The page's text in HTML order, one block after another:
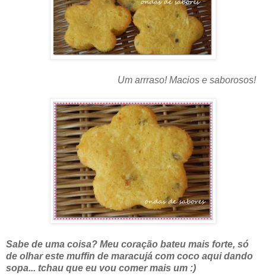
Um arrraso! Macios e saborosos!
Sabe de uma coisa? Meu coração bateu mais forte, só
de olhar este muffin de maracujá com coco aqui dando
sopa... tchau que eu vou comer mais um :)